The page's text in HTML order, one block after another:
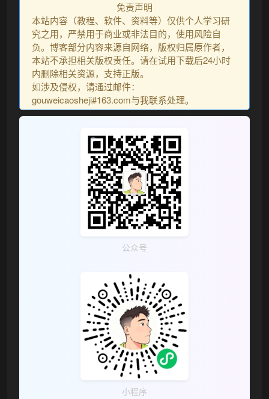
❆
免责声明
本站内容（教程、软件、资料等）仅供个人学习研
究之用，严禁用于商业或非法目的，使用风险自
负。博客部分内容来源自网络，版权归属原作者，
本站不承担相关版权责任。请在试用下载后24小时
内删除相关资源，支持正版。
如涉及侵权，请通过邮件：
gouweicaosheji#163.com与我联系处理。
公众号
小程序